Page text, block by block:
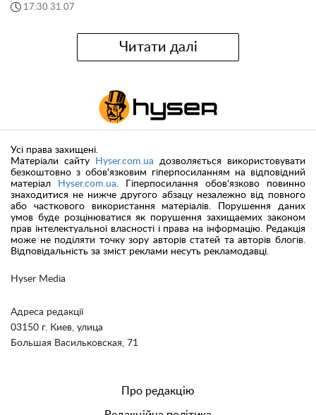
17:30 31.07
Читати далі
Hyser Media
Адреса редакції
03150 г. Киев, улица
Большая Васильковская, 71
Усі права захищені.
Матеріали сайту
Hyser.com.ua дозволяється використовувати
безкоштовно з обов'язковим гіперпосиланням на відповідний
матеріал
Hyser.com.ua. Гіперпосилання обов'язково повинно
знаходитися не нижче другого абзацу незалежно від повного
або часткового використання матеріалів. Порушення даних
умов буде розцінюватися як порушення захищаемих законом
прав інтелектуальної власності і права на інформацію. Редакція
може не поділяти точку зору авторів статей та авторів блогів.
Відповідальність за зміст реклами несуть рекламодавці.
Про редакцію